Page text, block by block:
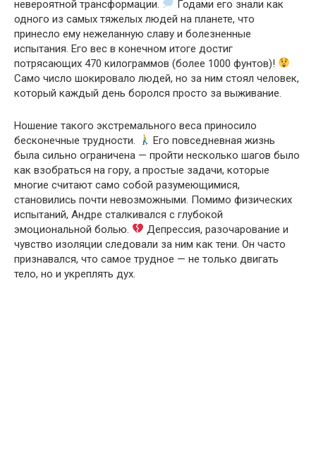
невероятной трансформации.
Годами его знали как
одного из самых тяжелых людей на планете, что
принесло ему нежеланную славу и болезненные
испытания. Его вес в конечном итоге достиг
потрясающих 470 килограммов (более 1000 фунтов)!
Само число шокировало людей, но за ним стоял человек,
который каждый день боролся просто за выживание.
Ношение такого экстремального веса приносило
бесконечные трудности.
Его повседневная жизнь
была сильно ограничена — пройти несколько шагов было
как взобраться на гору, а простые задачи, которые
многие считают само собой разумеющимися,
становились почти невозможными. Помимо физических
испытаний, Андре сталкивался с глубокой
эмоциональной болью.
Депрессия, разочарование и
чувство изоляции следовали за ним как тени. Он часто
признавался, что самое трудное — не только двигать
тело, но и укреплять дух.